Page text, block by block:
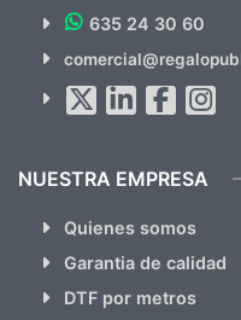
hacemos Spam)
635 24 30 60
NUESTRA EMPRESA
Quienes somos
Garantia de calidad
DTF por metros